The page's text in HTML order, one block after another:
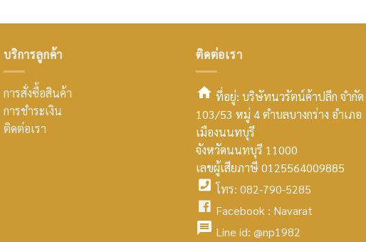
บริการลูกค้า
การสั่งซื้อสินค้า
การชำระเงิน
ติดต่อเรา
ติดต่อเรา
smt2
home
icon
ที่อยู่: บริษัทนวรัตน์ค้าปลีก จำกัด
103/53 หมู่ 4 ตำบลบางกร่าง อำเภอ
เมืองนนทบุรี
จังหวัดนนทบุรี 11000
เลขผู้เสียภาษี 0125564009885
facebook
icon
โทร: 082-790-5285
facebook
Facebook : Navarat
Line id: @np1982